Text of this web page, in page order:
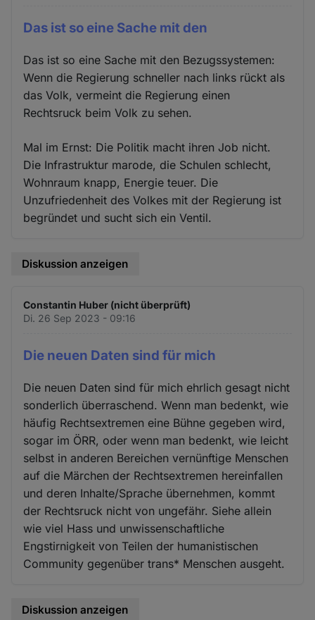
Das ist so eine Sache mit den
Das ist so eine Sache mit den Bezugssystemen:
Wenn die Regierung schneller nach links rückt als
das Volk, vermeint die Regierung einen
Rechtsruck beim Volk zu sehen.
Mal im Ernst: Die Politik macht ihren Job nicht.
Die Infrastruktur marode, die Schulen schlecht,
Wohnraum knapp, Energie teuer. Die
Unzufriedenheit des Volkes mit der Regierung ist
begründet und sucht sich ein Ventil.
Diskussion anzeigen
Constantin Huber (nicht überprüft)
Di. 26 Sep 2023 - 09:16
Die neuen Daten sind für mich
Die neuen Daten sind für mich ehrlich gesagt nicht
sonderlich überraschend. Wenn man bedenkt, wie
häufig Rechtsextremen eine Bühne gegeben wird,
sogar im ÖRR, oder wenn man bedenkt, wie leicht
selbst in anderen Bereichen vernünftige Menschen
auf die Märchen der Rechtsextremen hereinfallen
und deren Inhalte/Sprache übernehmen, kommt
der Rechtsruck nicht von ungefähr. Siehe allein
wie viel Hass und unwissenschaftliche
Engstirnigkeit von Teilen der humanistischen
Community gegenüber trans* Menschen ausgeht.
Diskussion anzeigen